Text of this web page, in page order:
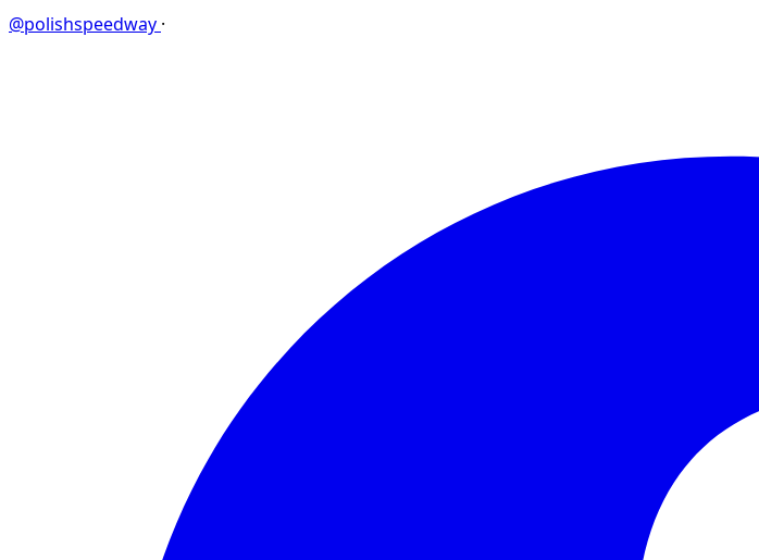
@polishspeedway ·